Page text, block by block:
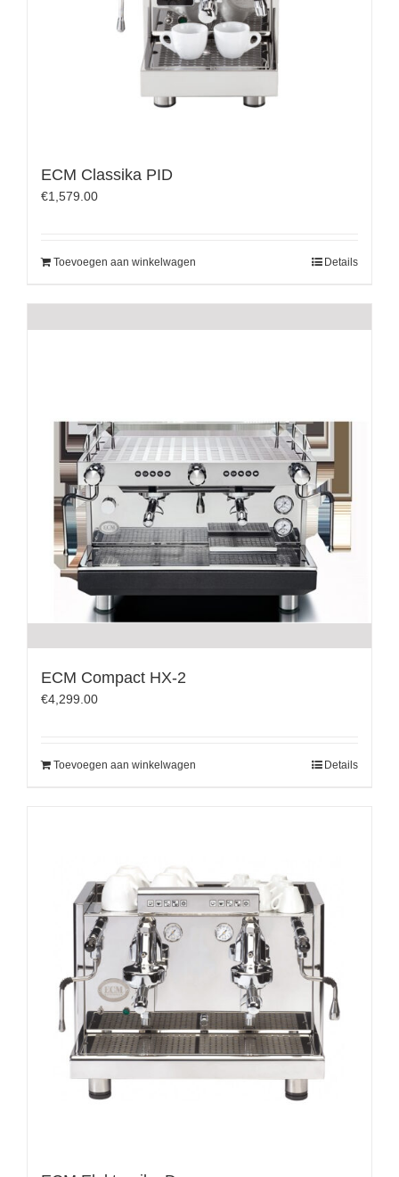
ECM Classika PID
€1,579.00
Toevoegen aan winkelwagen Details
ECM Compact HX-2
€4,299.00
Toevoegen aan winkelwagen Details